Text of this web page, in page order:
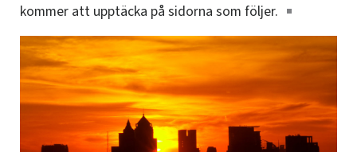
kommer att upptäcka på sidorna som följer.